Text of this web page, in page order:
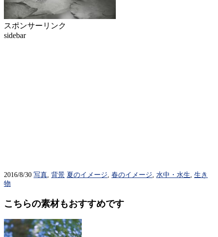
スポンサーリンク
sidebar
2016/8/30 写真 背景 夏のイメージ 春のイメージ 水中・水生 生き
物
こちらの素材もおすすめです